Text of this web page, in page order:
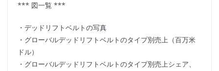
*** 図一覧 ***
・デッドリフトベルトの写真
・グローバルデッドリフトベルトのタイプ別売上（百万米
ドル）
・グローバルデッドリフトベルトのタイプ別売上シェア、